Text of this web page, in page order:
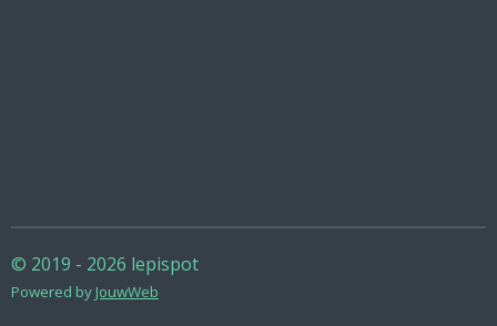
© 2019 - 2026 lepispot
Powered by JouwWeb